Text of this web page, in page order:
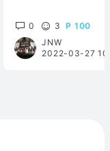
0 3
100
JNW
2022-03-27